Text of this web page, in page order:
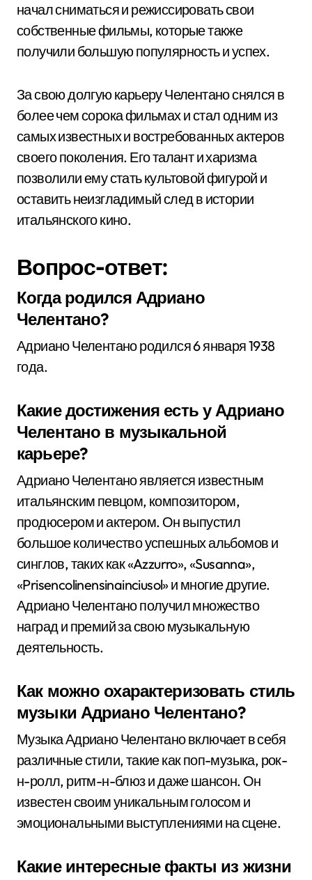
начал сниматься и режиссировать свои
собственные фильмы, которые также
получили большую популярность и успех.
За свою долгую карьеру Челентано снялся в
более чем сорока фильмах и стал одним из
самых известных и востребованных актеров
своего поколения. Его талант и харизма
позволили ему стать культовой фигурой и
оставить неизгладимый след в истории
итальянского кино.
Вопрос-ответ:
Когда родился Адриано
Челентано?
Адриано Челентано родился 6 января 1938
года.
Какие достижения есть у Адриано
Челентано в музыкальной
карьере?
Адриано Челентано является известным
итальянским певцом, композитором,
продюсером и актером. Он выпустил
большое количество успешных альбомов и
синглов, таких как «Azzurro», «Susanna»,
«Prisencolinensinainciusol» и многие другие.
Адриано Челентано получил множество
наград и премий за свою музыкальную
деятельность.
Как можно охарактеризовать стиль
музыки Адриано Челентано?
Музыка Адриано Челентано включает в себя
различные стили, такие как поп-музыка, рок-
н-ролл, ритм-н-блюз и даже шансон. Он
известен своим уникальным голосом и
эмоциональными выступлениями на сцене.
Какие интересные факты из жизни